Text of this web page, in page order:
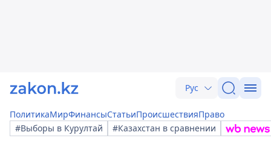
Рус
ПолитикаМирФинансыСтатьиПроисшествияПраво
#Выборы в Курултай
#Казахстан в сравнении